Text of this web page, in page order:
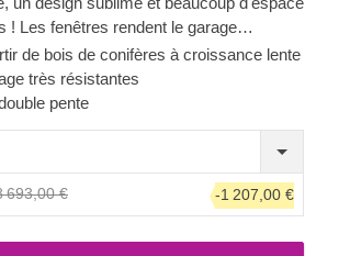
! Les fenêtres rendent le garage
et la construction robuste assure la
Préparez-vous à faire moins
station de lavage et à être fier de
DUO est un petit bijou qui apporte de
!
de bois de conifères à croissance lente
très résistantes
pente
693,00 € -1 207,00 €